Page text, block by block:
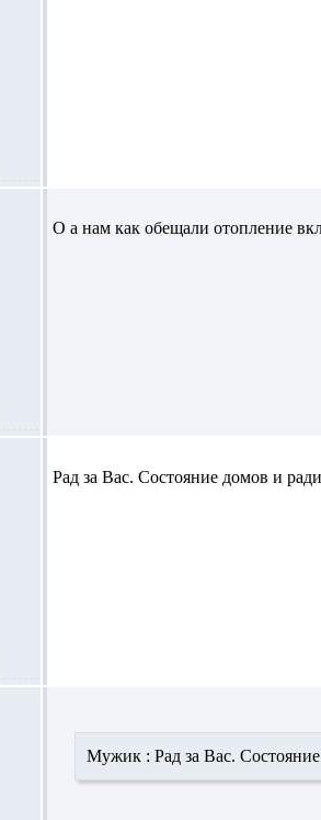
О а нам как обещали отопление
Рад за Вас. Состояние домов и
Мужик : Рад за Вас.